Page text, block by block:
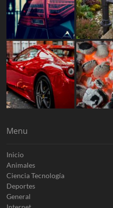
Menu
Inicio
Animales
Ciencia Tecnología
Deportes
General